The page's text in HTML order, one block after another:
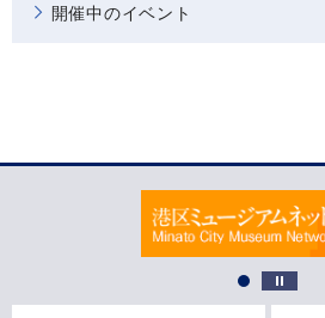
開催中のイベント